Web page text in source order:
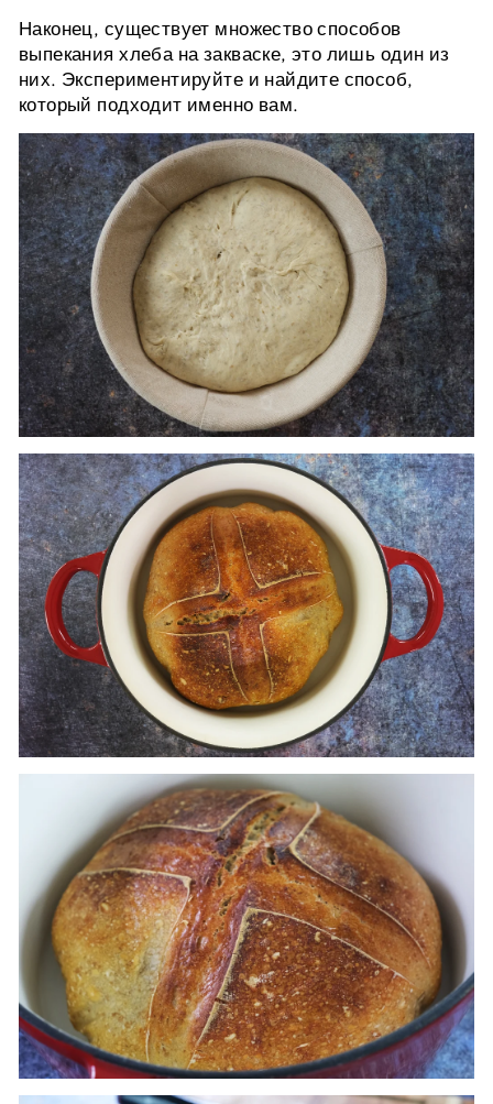
Наконец, существует множество способов
выпекания хлеба на закваске, это лишь один из
них. Экспериментируйте и найдите способ,
который подходит именно вам.